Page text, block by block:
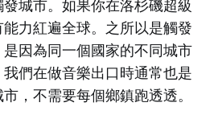
城市。如果你在洛杉磯超級
力紅遍全球。之所以是觸發
因為同一個國家的不同城市
們在做音樂出口時通常也是
，不需要每個鄉鎮跑透透。